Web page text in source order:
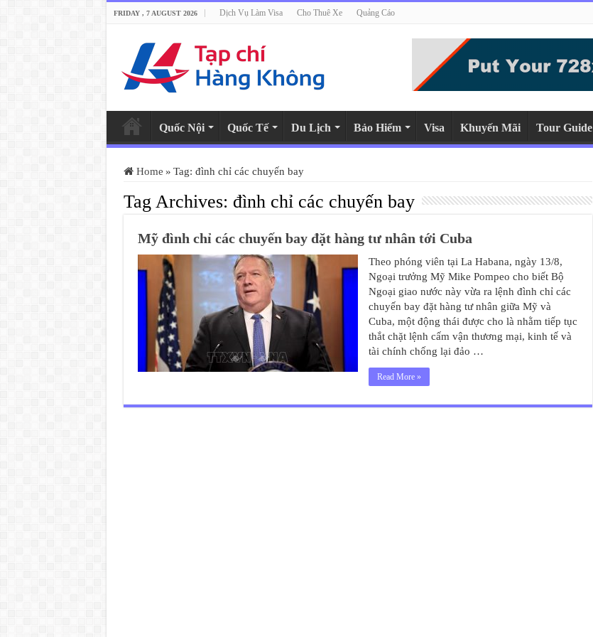
FRIDAY , 7 AUGUST 2026 Dịch Vụ Làm Visa Cho Thuê Xe Quảng Cáo
Quốc Nội Quốc Tế Du Lịch Bảo Hiểm Visa Khuyến Mãi Tour Guide
Home » Tag: đình chỉ các chuyến bay
Tag Archives: đình chỉ các chuyến bay
Mỹ đình chỉ các chuyến bay đặt hàng tư nhân tới Cuba
Theo phóng viên tại La Habana, ngày 13/8,
Ngoại trưởng Mỹ Mike Pompeo cho biết Bộ
Ngoại giao nước này vừa ra lệnh đình chỉ các
chuyến bay đặt hàng tư nhân giữa Mỹ và
Cuba, một động thái được cho là nhằm tiếp tục
thắt chặt lệnh cấm vận thương mại, kinh tế và
tài chính chống lại đảo …
Read More »